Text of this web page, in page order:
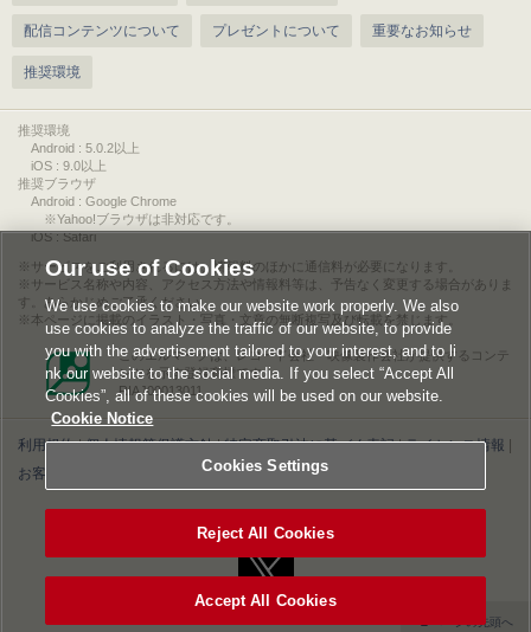
配信コンテンツについて プレゼントについて 重要なお知らせ
推奨環境
推奨環境
Android : 5.0.2以上
iOS : 9.0以上
推奨ブラウザ
Android : Google Chrome
※Yahoo!ブラウザは非対応です。
iOS : Safari
サービスをご利用されるには、情報料のほかに通信料が必要になります。
サービス名称や内容、アクセス方法や情報料等は、予告なく変更する場合がありま
す。あらかじめご了承ください。
本ページに掲載のイラスト・写真・文章の無断複写及び転載を禁じます。
このエルマークは、レコード会社・映像製作会社が提供するコンテ
ンツを示す登録商標です。
RIAJ00013011
利用規約|個人情報等保護方針|特定商取引法に基づく表記|ライセンス情報
お客様情報の外部送信について|Cookies Settings
▲ページの先頭へ
Our use of Cookies
We use cookies to make our website work properly. We also
use cookies to analyze the traffic of our website, to provide
you with the advertisement tailored to your interest, and to li
nk our website to the social media. If you select “Accept All
Cookies”, all of these cookies will be used on our website.
Cookie Notice
Cookies Settings
Reject All Cookies
Accept All Cookies